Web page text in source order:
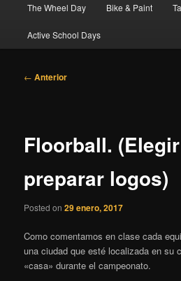
The Wheel Day Bike & Paint
Active School Days
Navegación
← Anterior
Floorball.
preparar logos)
Posted on29 enero, 2017
Como comentamos en clase cada
una ciudad que esté localizada en su
«casa» durante el campeonato.